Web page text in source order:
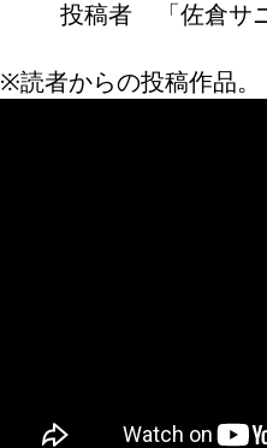
投稿者 「佐倉
※読者からの投稿作品